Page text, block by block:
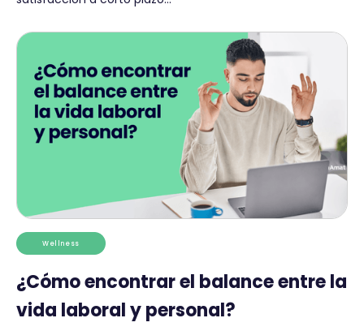
Wellness
¿Cómo encontrar el balance entre la
vida laboral y personal?